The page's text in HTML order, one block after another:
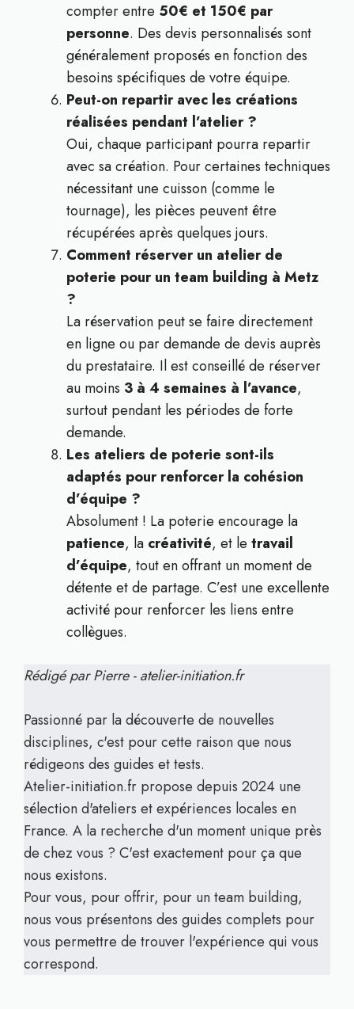
compter entre 50€ et 150€ par
personne. Des devis personnalisés sont
généralement proposés en fonction des
besoins spécifiques de votre équipe.
Peut-on repartir avec les créations
réalisées pendant l’atelier ?
Oui, chaque participant pourra repartir
avec sa création. Pour certaines techniques
nécessitant une cuisson (comme le
tournage), les pièces peuvent être
récupérées après quelques jours.
Comment réserver un atelier de
poterie pour un team building à Metz
?
La réservation peut se faire directement
en ligne ou par demande de devis auprès
du prestataire. Il est conseillé de réserver
au moins 3 à 4 semaines à l’avance,
surtout pendant les périodes de forte
demande.
Les ateliers de poterie sont-ils
adaptés pour renforcer la cohésion
d’équipe ?
Absolument ! La poterie encourage la
patience, la créativité, et le travail
d’équipe, tout en offrant un moment de
détente et de partage. C’est une excellente
activité pour renforcer les liens entre
collègues.
Rédigé par Pierre - atelier-initiation.fr
Passionné par la découverte de nouvelles
disciplines, c'est pour cette raison que nous
rédigeons des guides et tests.
Atelier-initiation.fr propose depuis 2024 une
sélection d'ateliers et expériences locales en
France. A la recherche d'un moment unique près
de chez vous ? C'est exactement pour ça que
nous existons.
Pour vous, pour offrir, pour un team building,
nous vous présentons des guides complets pour
vous permettre de trouver l'expérience qui vous
correspond.